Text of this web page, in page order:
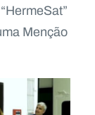
Menção